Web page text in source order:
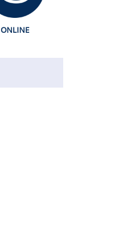
ONLINE